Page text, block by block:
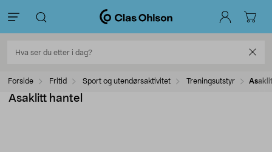
Forside Fritid Sport og utendørsaktivitet Treningsutstyr
Asaklitt hantel